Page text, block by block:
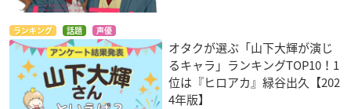
ランキング 話題 声優
オタクが選ぶ「山下大輝が演じ
るキャラ」ランキングTOP10！1
位は『ヒロアカ』緑谷出久【202
4年版】